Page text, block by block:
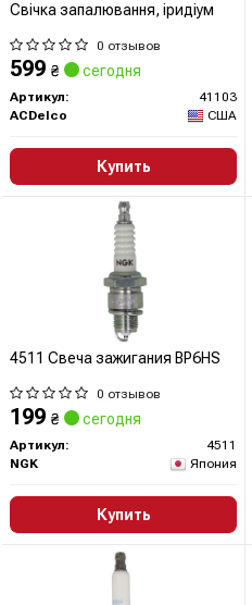
Свічка запалювання, іридіум
0 отзывов
599 ₴ сегодня
Артикул:
41103
ACDelco
США
Купить
4511 Свеча зажигания BP6HS
0 отзывов
199 ₴ сегодня
Артикул:
4511
NGK
Япония
Купить